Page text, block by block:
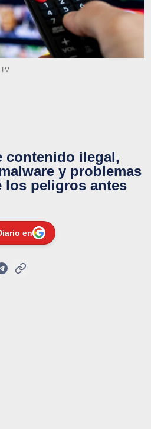
contenido ilegal,
y problemas
los peligros antes
en